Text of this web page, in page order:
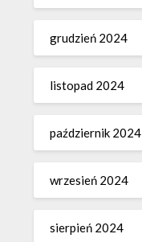
grudzień 2024
listopad 2024
październik 2024
wrzesień 2024
sierpień 2024